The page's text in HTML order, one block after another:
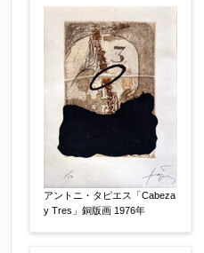
アントニ・タピエス「Cabeza
y Tres」銅版画 1976年